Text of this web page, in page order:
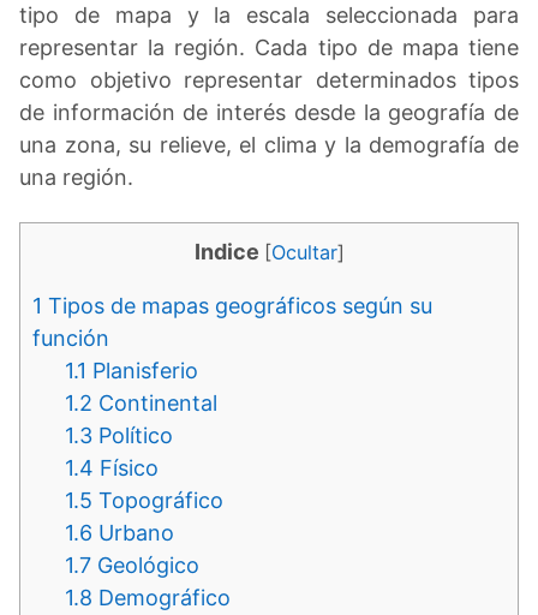
tipo de mapa y la escala seleccionada para
representar la región. Cada tipo de mapa tiene
como objetivo representar determinados tipos
de información de interés desde la geografía de
una zona, su relieve, el clima y la demografía de
una región.
Indice [Ocultar]
1 Tipos de mapas geográficos según su
función
1.1 Planisferio
1.2 Continental
1.3 Político
1.4 Físico
1.5 Topográfico
1.6 Urbano
1.7 Geológico
1.8 Demográfico